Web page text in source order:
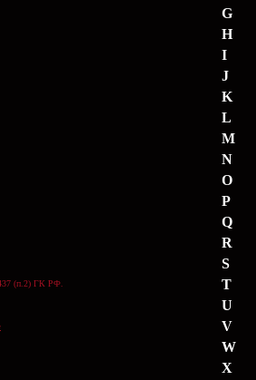
G
H
I
J
K
L
M
N
O
P
Q
R
S
T
U
V
W
X
437 (п.2) ГК РФ.